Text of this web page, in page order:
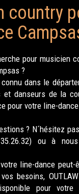
country
pour musicien
?
dans le
et danseurs de la
pour votre line-
? N´hésitez
ou à
line-dance peut-
besoins,
pour votre